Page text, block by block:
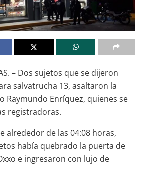
– Dos sujetos que se dijeron
salvatrucha 13, asaltaron la
Raymundo Enríquez, quienes se
registradoras.
alrededor de las 04:08 horas,
había quebrado la puerta de
e ingresaron con lujo de